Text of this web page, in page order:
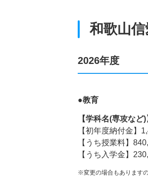
和歌山信
2026年度
●教育
【学科名(専攻など
【初年度納付金】
【うち授業料】
【うち入学金】
※変更の場合もあります